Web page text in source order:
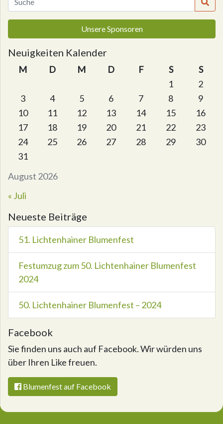
Unsere Sponsoren
Neuigkeiten Kalender
August 2026
M D M D F S
S
1
2
3
4 5 6 7 8
9
10
11 12 13 14 15
16
17
18 19 20 21 22
23
24
25 26 27 28 29
30
31
« Juli
Neueste Beiträge
51. Lichtenhainer Blumenfest
Festumzug zum 50. Lichtenhainer Blumenfest
2024
50. Lichtenhainer Blumenfest – 2024
Facebook
Sie finden uns auch auf Facebook. Wir würden uns
über Ihren Like freuen.
Blumenfest auf Facebook